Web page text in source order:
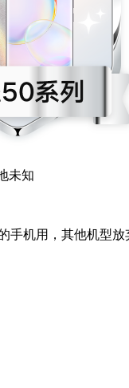
未知
手机用，其他机型放